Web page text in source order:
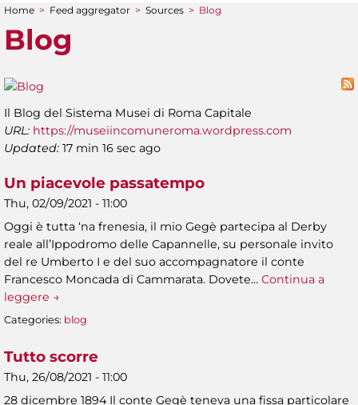
You are here
Home > Feed aggregator > Sources > Blog
Blog
Il Blog del Sistema Musei di Roma Capitale
URL: https://museiincomuneroma.wordpress.com
Updated: 17 min 16 sec ago
Un piacevole passatempo
Thu, 02/09/2021 - 11:00
Oggi è tutta ‘na frenesia, il mio Gegè partecipa al Derby
reale all’Ippodromo delle Capannelle, su personale invito
del re Umberto I e del suo accompagnatore il conte
Francesco Moncada di Cammarata. Dovete… Continua a
leggere →
Categories: blog
Tutto scorre
Thu, 26/08/2021 - 11:00
28 dicembre 1894 Il conte Gegè teneva una fissa particolare